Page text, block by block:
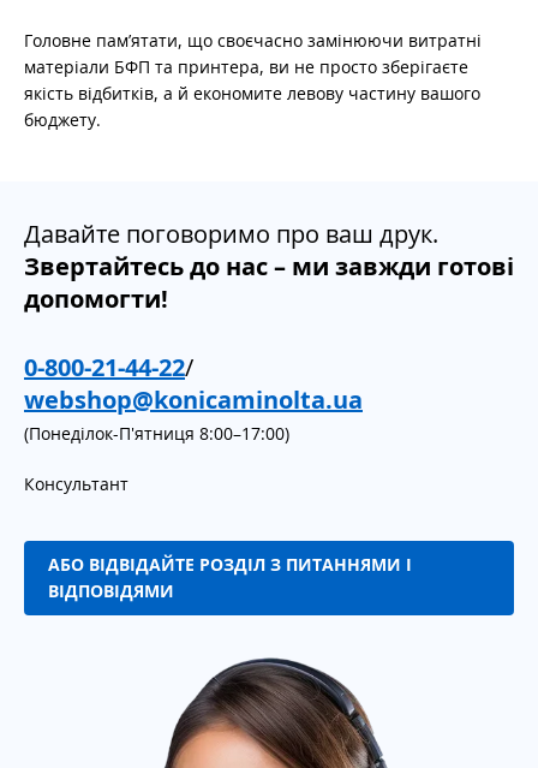
Головне пам’ятати, що своєчасно замінюючи витратні
матеріали БФП та принтера, ви не просто зберігаєте
якість відбитків, а й економите левову частину вашого
бюджету.
Давайте поговоримо про ваш друк.
Звертайтесь до нас – ми завжди готові
допомогти!
0-800-21-44-22/
webshop@konicaminolta.ua
(Понеділок-П'ятниця 8:00–17:00)
Консультант
АБО ВІДВІДАЙТЕ РОЗДІЛ З ПИТАННЯМИ І
ВІДПОВІДЯМИ